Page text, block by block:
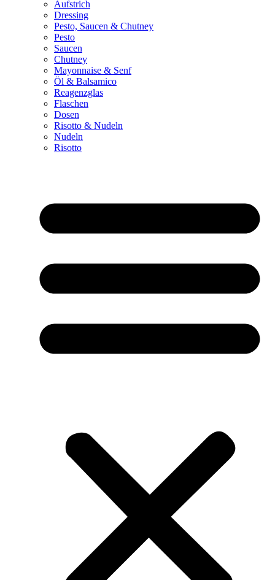
Aufstrich
Dressing
Pesto, Saucen & Chutney
Pesto
Saucen
Chutney
Mayonnaise & Senf
Öl & Balsamico
Reagenzglas
Flaschen
Dosen
Risotto & Nudeln
Nudeln
Risotto